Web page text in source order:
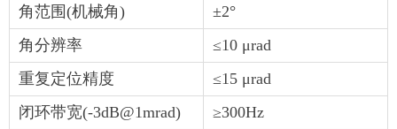
角范围(机械角)
±2°
角分辨率
≤10 μrad
重复定位精度
≤15 μrad
闭环带宽(-3dB@1mrad)
≥300Hz